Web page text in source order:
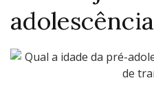
adolescência